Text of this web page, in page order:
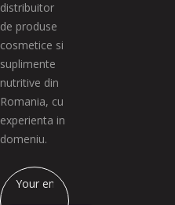
distribuitor
de produse
cosmetice si
suplimente
nutritive din
Romania, cu
experienta in
domeniu.